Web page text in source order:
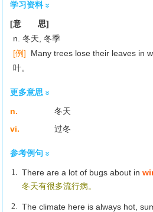
学习资料
[意 思]
n. 冬天, 冬季
[例] Many trees lose their leaves in
叶。
更多意思
n.
冬天
vi.
过冬
参考例句
1. There are a lot of bugs about in
冬天有很多流行病。
2. The climate here is always hot,